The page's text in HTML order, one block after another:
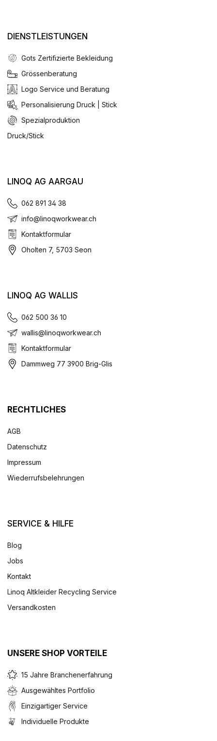
DIENSTLEISTUNGEN
Gots Zertifizierte Bekleidung
Grössenberatung
Logo Service und Beratung
Personalisierung Druck | Stick
Spezialproduktion
Druck/Stick
LINOQ AG AARGAU
062 891 34 38
info@linoqworkwear.ch
Kontaktformular
Oholten 7, 5703 Seon
LINOQ AG WALLIS
062 500 36 10
wallis@linoqworkwear.ch
Kontaktformular
Dammweg 77 3900 Brig-Glis
RECHTLICHES
AGB
Datenschutz
Impressum
Wiederrufsbelehrungen
SERVICE & HILFE
Blog
Jobs
Kontakt
Linoq Altkleider Recycling Service
Versandkosten
UNSERE SHOP VORTEILE
15 Jahre Branchenerfahrung
Ausgewähltes Portfolio
Einzigartiger Service
Individuelle Produkte